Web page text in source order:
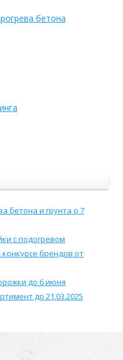
бетона
бетона и грунта о 7
с подогревом
брендов от
до 6 июня
до 21.03.2025